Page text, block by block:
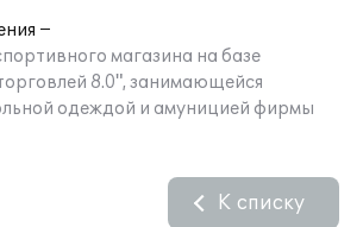
магазина на базе
8.0", занимающейся
одеждой и амуницией фирмы
К списку